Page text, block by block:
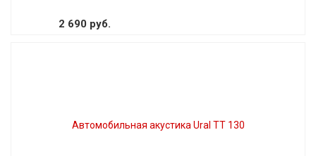
2 690 руб.
Автомобильная акустика Ural TT 130